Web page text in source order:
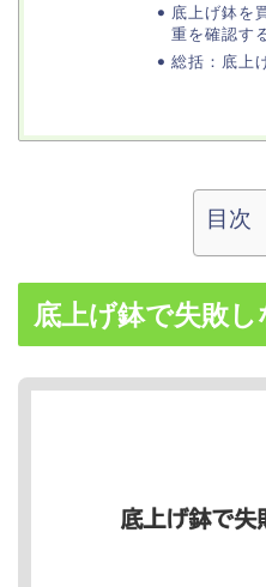
底上げ鉢を
重を確認す
総括：底上
目次
底上げ鉢で失敗